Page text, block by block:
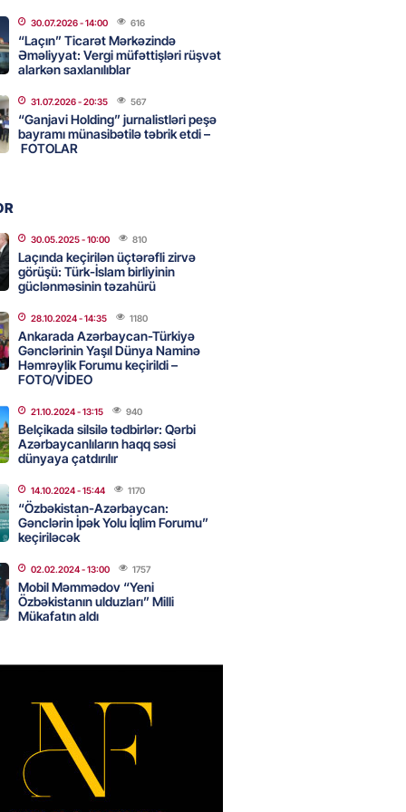
İDDİA: Şimali Koreya
120 ballistik raket yerləşdirib
- 15:15 90
musiqi terapevti
unudulmaz sənət gecəsinə
Azərbaycan ərazisini
qarşı istifadəyə imkan
- 14:45
mənzil almaq istəyənlər
imkanları var?
- 14:30 82
ofisi Pezeşkianın istefası
iddiaları təkzib etdi
- 14:15
canlıların hücumu başlayıb?
PENSİYA VƏ MÜAVİNƏTLƏR
ARTIRILACAQ? – Mühüm
- 13:45
30.07.2026- 14:00 616
“Laçın” Ticarət Mərkəzində
Əməliyyat: Vergi müfəttişləri rüşvət
alarkən saxlanılıblar
31.07.2026- 20:35 567
“Ganjavi Holding” jurnalistləri peşə
bayramı münasibətilə təbrik etdi –
FOTOLAR
30.05.2025- 10:00 810
Laçında keçirilən üçtərəfli zirvə
görüşü: Türk-İslam birliyinin
güclənməsinin təzahürü
28.10.2024- 14:35 1180
Ankarada Azərbaycan-Türkiyə
Gənclərinin Yaşıl Dünya Naminə
Həmrəylik Forumu keçirildi –
FOTO/VİDEO
21.10.2024- 13:15 940
Belçikada silsilə tədbirlər: Qərbi
Azərbaycanlıların haqq səsi
dünyaya çatdırılır
14.10.2024- 15:44 1170
“Özbəkistan-Azərbaycan:
Gənclərin İpək Yolu İqlim Forumu”
keçiriləcək
02.02.2024- 13:00 1757
Mobil Məmmədov “Yeni
Özbəkistanın ulduzları” Milli
Mükafatın aldı